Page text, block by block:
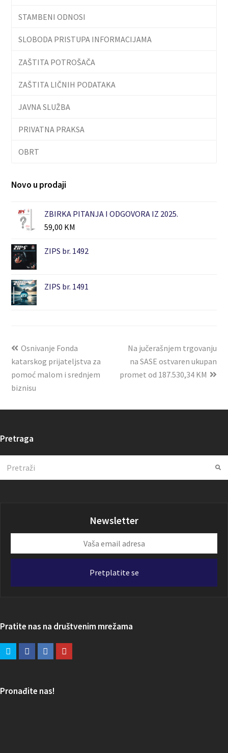
STAMBENI ODNOSI
SLOBODA PRISTUPA INFORMACIJAMA
ZAŠTITA POTROŠAČA
ZAŠTITA LIČNIH PODATAKA
JAVNA SLUŽBA
PRIVATNA PRAKSA
OBRT
Novo u prodaji
ZBIRKA PITANJA I ODGOVORA IZ 2025.
59,00 KM
ZIPS br. 1492
ZIPS br. 1491
Osnivanje Fonda
katarskog prijateljstva za
pomoć malom i srednjem
biznisu
Na jučerašnjem trgovanju
na SASE ostvaren ukupan
promet od 187.530,34 KM
Pretraga
Newsletter
email
Pretplatite se
Pratite nas na društvenim mrežama
Pronađite nas!